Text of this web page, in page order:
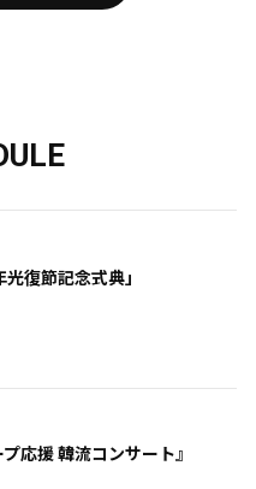
光復節記念式典」
応援 韓流コンサート』